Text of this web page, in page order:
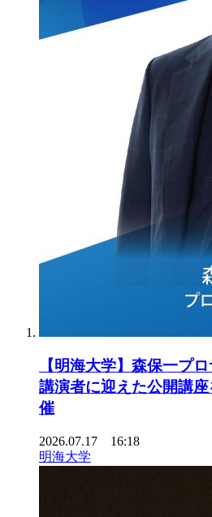
【明海大学】森保一プ
講演者に迎えた公開講
催
2026.07.17 16:18
明海大学